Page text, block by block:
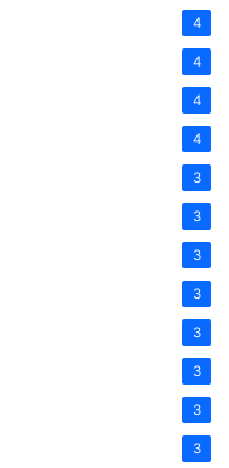
4
4
4
4
3
3
3
3
3
3
3
3